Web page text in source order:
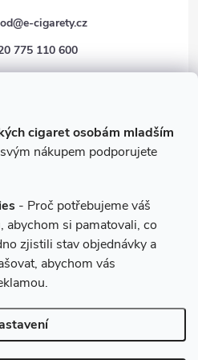
cigaret osobám mladším
nákupem podporujete
- Proč potřebujeme váš
abychom si pamatovali, co
zjistili stav objednávky a
abychom vás
@e-cigarety.cz
775 110 600
e-cigarety.cz
. Všechna práva vyhrazena.
cookies